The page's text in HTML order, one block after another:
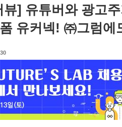
] 유튜버와 광고
유커넥! ㈜그럼에